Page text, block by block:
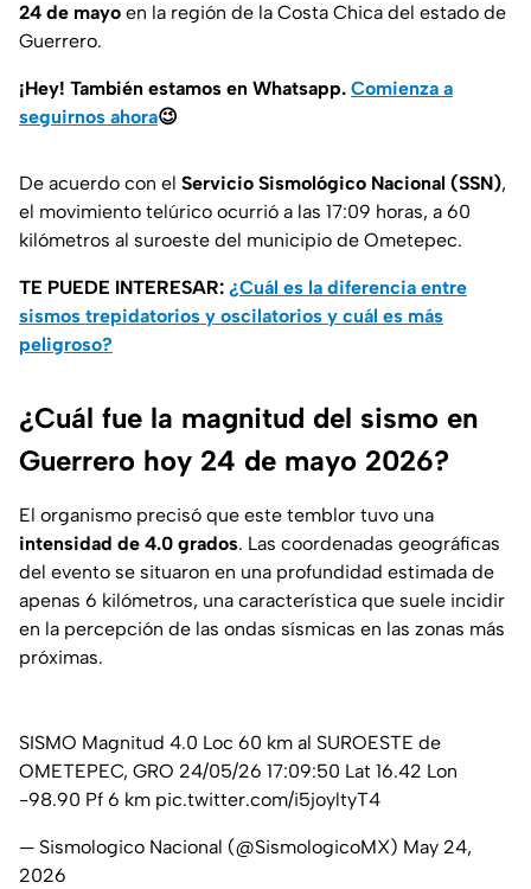
24 de mayo en la región de la Costa Chica del estado de
Guerrero.
¡Hey! También estamos en Whatsapp. Comienza a
seguirnos ahora😉
De acuerdo con el Servicio Sismológico Nacional (SSN),
el movimiento telúrico ocurrió a las 17:09 horas, a 60
kilómetros al suroeste del municipio de Ometepec.
TE PUEDE INTERESAR: ¿Cuál es la diferencia entre
sismos trepidatorios y oscilatorios y cuál es más
peligroso?
¿Cuál fue la magnitud del sismo en
Guerrero hoy 24 de mayo 2026?
El organismo precisó que este temblor tuvo una
intensidad de 4.0 grados. Las coordenadas geográficas
del evento se situaron en una profundidad estimada de
apenas 6 kilómetros, una característica que suele incidir
en la percepción de las ondas sísmicas en las zonas más
próximas.
SISMO Magnitud 4.0 Loc 60 km al SUROESTE de
OMETEPEC, GRO 24/05/26 17:09:50 Lat 16.42 Lon
-98.90 Pf 6 km pic.twitter.com/i5joyltyT4
— Sismologico Nacional (@SismologicoMX) May 24,
2026